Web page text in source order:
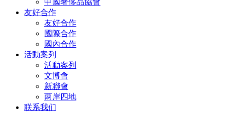
中國奢侈品協會
友好合作
友好合作
國際合作
國內合作
活動案列
活動案列
文博會
新聯會
两岸四地
联系我们